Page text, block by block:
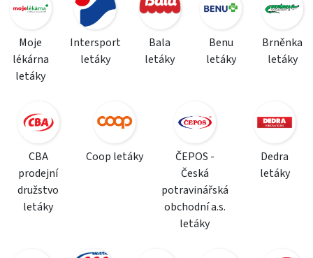
Moje
lékárna
letáky
Intersport
letáky
Bala
letáky
Benu
letáky
Brněnka
letáky
CBA
prodejní
družstvo
letáky
Coop letáky
ČEPOS -
Česká
potravinářská
obchodní a.s.
letáky
Dedra
letáky